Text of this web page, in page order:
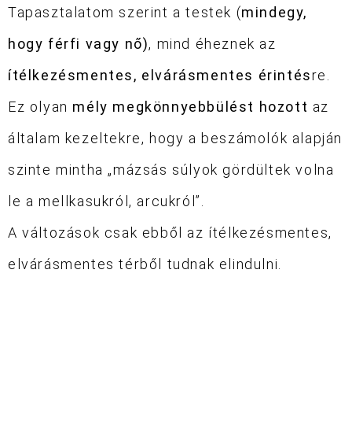
Tapasztalatom szerint a testek (mindegy,
hogy férfi vagy nő), mind éheznek az
ítélkezésmentes, elvárásmentes érintésre.
Ez olyan mély megkönnyebbülést hozott az
általam kezeltekre, hogy a beszámolók alapján
szinte mintha „mázsás súlyok gördültek volna
le a mellkasukról, arcukról”.
A változások csak ebből az ítélkezésmentes,
elvárásmentes térből tudnak elindulni.